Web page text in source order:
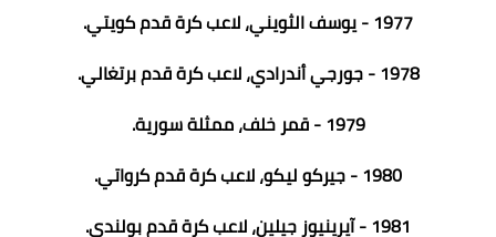
1977 - يوسف الثويني، لاعب كرة قدم كويتي.
1978 - جورجي أندرادي، لاعب كرة قدم برتغالي.
1979 - قمر خلف، ممثلة سورية.
1980 - جيركو ليكو، لاعب كرة قدم كرواتي.
1981 - آيرينيوز جيلين، لاعب كرة قدم بولندي.